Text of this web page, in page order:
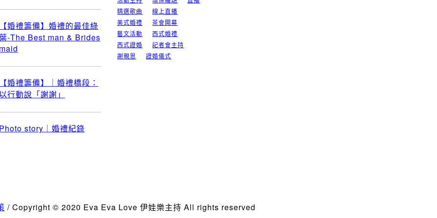
婚禮籌備】婚禮的最佳綠
-The Best man & Brides
婚禮籌備】｜婚禮橋段：
行動說「謝謝」
story｜婚禮紀錄
精選歌曲
線上直播
美式婚禮
茶會開幕
藝文活動
西式婚禮
西式證婚
記者會主持
謝親恩
證婚儀式
/ Copyright © 2020 Eva Eva Love 伊娃樂主持 All rights reserved